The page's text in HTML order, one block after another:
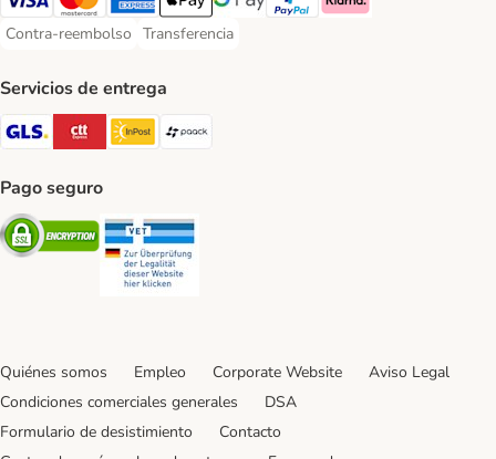
Visa Payment Method
Mastercard Payment Method
American Express Payment Method
Apple Pay Payment Method
Google Pay Payment Method
PayPal Payment Method
Klarna Payment Method
Contra-reembolso
Contra-reembolso Payment Method
Transferencia
Transferencia Payment Method
Servicios de entrega
GLS Shipping Method
CTTExpress Shipping Method
InPost Shipping Method
Pago seguro
Security
Quiénes somos Empleo Corporate Website
Aviso Legal
Condiciones comerciales generales
DSA
Formulario de desistimiento
Contacto